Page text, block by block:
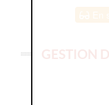
GESTION